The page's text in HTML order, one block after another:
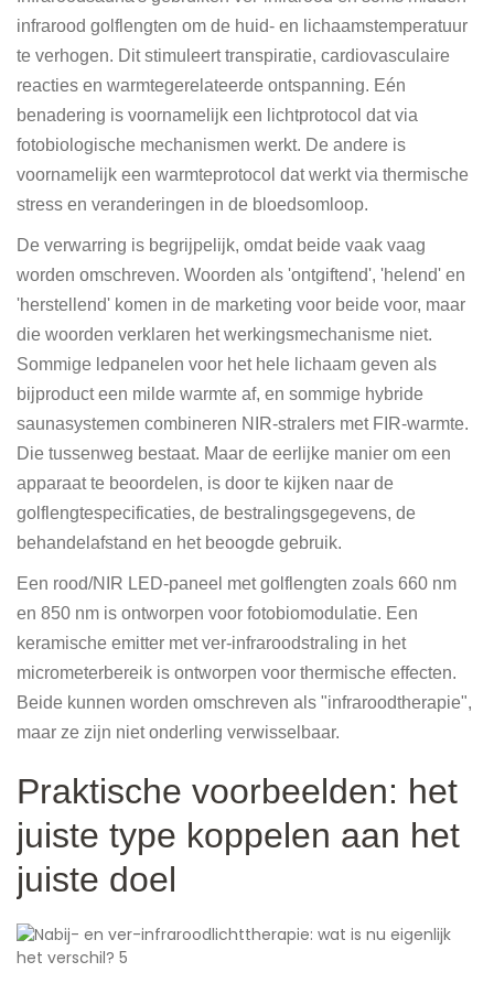
infrarood golflengten om de huid- en lichaamstemperatuur
te verhogen. Dit stimuleert transpiratie, cardiovasculaire
reacties en warmtegerelateerde ontspanning. Eén
benadering is voornamelijk een lichtprotocol dat via
fotobiologische mechanismen werkt. De andere is
voornamelijk een warmteprotocol dat werkt via thermische
stress en veranderingen in de bloedsomloop.
De verwarring is begrijpelijk, omdat beide vaak vaag
worden omschreven. Woorden als 'ontgiftend', 'helend' en
'herstellend' komen in de marketing voor beide voor, maar
die woorden verklaren het werkingsmechanisme niet.
Sommige ledpanelen voor het hele lichaam geven als
bijproduct een milde warmte af, en sommige hybride
saunasystemen combineren NIR-stralers met FIR-warmte.
Die tussenweg bestaat. Maar de eerlijke manier om een ​​
apparaat te beoordelen, is door te kijken naar de
golflengtespecificaties, de bestralingsgegevens, de
behandelafstand en het beoogde gebruik.
Een rood/NIR LED-paneel met golflengten zoals 660 nm
en 850 nm is ontworpen voor fotobiomodulatie. Een
keramische emitter met ver-infraroodstraling in het
micrometerbereik is ontworpen voor thermische effecten.
Beide kunnen worden omschreven als "infraroodtherapie",
maar ze zijn niet onderling verwisselbaar.
Praktische voorbeelden: het
juiste type koppelen aan het
juiste doel